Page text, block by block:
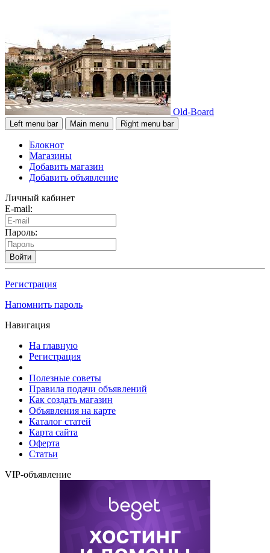
Old-Board
Left menu bar Main menu Right menu bar
Блокнот
Магазины
Добавить магазин
Добавить объявление
Личный кабинет
E-mail:
Пароль:
Войти
Регистрация
Напомнить пароль
Навигация
На главную
Регистрация
Полезные советы
Правила подачи объявлений
Как создать магазин
Объявления на карте
Каталог статей
Карта сайта
Оферта
Статьи
VIP-объявление